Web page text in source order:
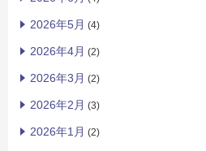
2026年5月 (4)
2026年4月 (2)
2026年3月 (2)
2026年2月 (3)
2026年1月 (2)